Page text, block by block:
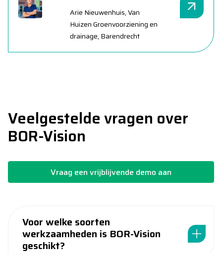
Arie Nieuwenhuis, Van
Huizen Groenvoorziening en
drainage, Barendrecht
Veelgestelde vragen over
BOR-Vision
Vraag een vrijblijvende demo aan
Voor welke soorten
werkzaamheden is BOR-Vision
geschikt?